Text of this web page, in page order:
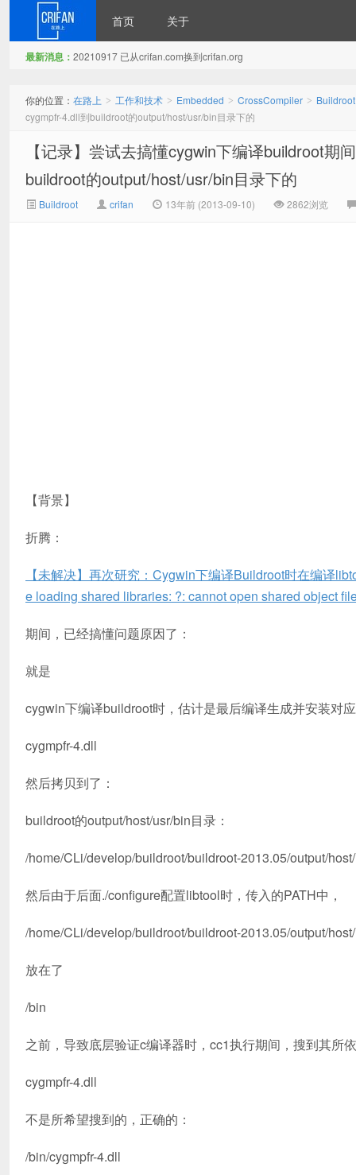
首页 关于
最新消息： 20210917 已从crifan.com换到crifan.org
你的位置： 在路上 > 工作和技术 > Embedded > CrossCompiler > Buildroot
cygmpfr-4.dll到buildroot的output/host/usr/bin目录下的
【记录】尝试去搞懂cygwin下编译buildroot
buildroot的output/host/usr/bin目录下的
Buildroot crifan 13年前 (2013-09-10) 2862浏览
【背景】
折腾：
【未解决】再次研究：Cygwin下编译Buildroot时在编译
e loading shared libraries: ?: cannot open shared object
期间，已经搞懂问题原因了：
就是
cygwin下编译buildroot时，估计是最后编译生成并安装对
cygmpfr-4.dll
然后拷贝到了：
buildroot的output/host/usr/bin目录：
/home/CLi/develop/buildroot/buildroot-2013.05/output/
然后由于后面./configure配置libtool时，传入的PATH中，
/home/CLi/develop/buildroot/buildroot-2013.05/output/
放在了
/bin
之前，导致底层验证c编译器时，cc1执行期间，搜到其所
cygmpfr-4.dll
不是所希望搜到的，正确的：
/bin/cygmpfr-4.dll